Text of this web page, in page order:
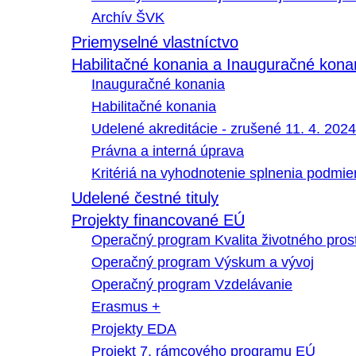
Archív ŠVK
Priemyselné vlastníctvo
Habilitačné konania a Inauguračné
Inauguračné konania
Habilitačné konania
Udelené akreditácie - zrušené 11. 4. 2024
Právna a interná úprava
Kritériá na vyhodnotenie splnenia
Udelené čestné tituly
Projekty financované EÚ
Operačný program Kvalita životného
Operačný program Výskum a vývoj
Operačný program Vzdelávanie
Erasmus +
Projekty EDA
Projekt 7. rámcového programu EÚ